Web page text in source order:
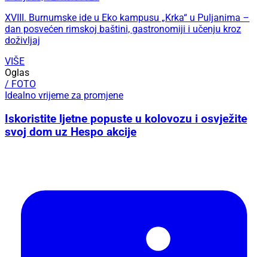
XVIII. Burnumske ide u Eko kampusu „Krka“ u Puljanima –
dan posvećen rimskoj baštini, gastronomiji i učenju kroz
doživljaj
VIŠE
Oglas
/ FOTO
Idealno vrijeme za promjene
Iskoristite ljetne popuste u kolovozu i osvježite
svoj dom uz Hespo akcije